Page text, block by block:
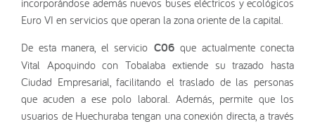
Euro VI en servicios que operan la zona oriente de la capital.
De esta manera, el servicio C06que actualmente conecta
Vital Apoquindo con Tobalaba extiende su trazado hasta
Ciudad Empresarial, facilitando el traslado de las personas
que acuden a ese polo laboral. Además, permite que los
usuarios de Huechuraba tengan una conexión directa, a través